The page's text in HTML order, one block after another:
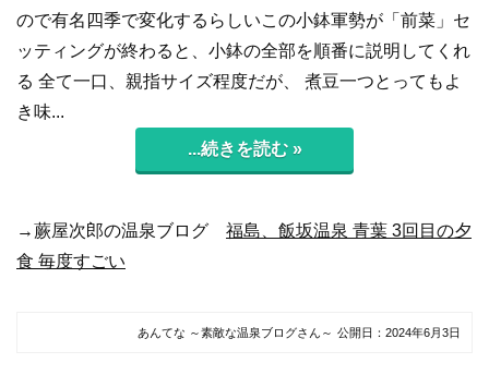
ので有名四季で変化するらしいこの小鉢軍勢が「前菜」セ
ッティングが終わると、小鉢の全部を順番に説明してくれ
る 全て一口、親指サイズ程度だが、 煮豆一つとってもよ
き味...
...続きを読む »
→蕨屋次郎の温泉ブログ 福島、飯坂温泉 青葉 3回目の夕
食 毎度すごい
あんてな ～素敵な温泉ブログさん～ 公開日： 2024年6月3日